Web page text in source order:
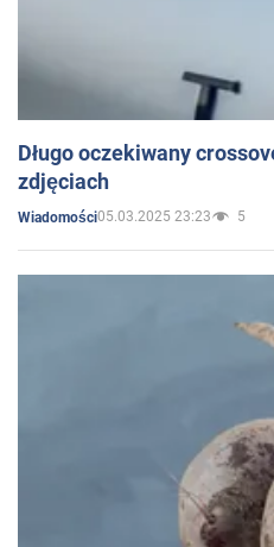
Długo oczekiwany
zdjęciach
Wiadomości05.03.2025 23:23 5